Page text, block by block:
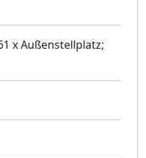
x Außenstellplatz;